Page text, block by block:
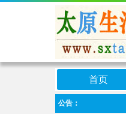
首页
公告：